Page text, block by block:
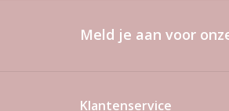
Meld je aan voor
Klantenservice